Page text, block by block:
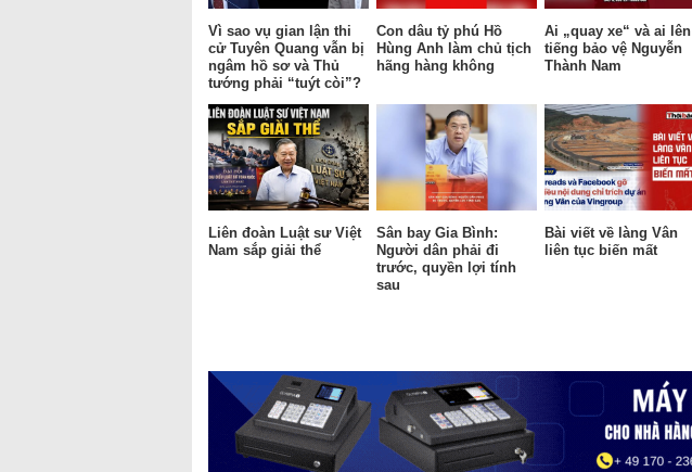
Vì sao vụ gian lận thi
cử Tuyên Quang vẫn bị
ngâm hồ sơ và Thủ
tướng phải “tuýt còi”?
Con dâu tỷ phú Hồ
Hùng Anh làm chủ tịch
hãng hàng không
Ai „quay xe“ và ai lên
tiếng bảo vệ Nguyễn
Thành Nam
Liên đoàn Luật sư Việt
Nam sắp giải thể
Sân bay Gia Bình:
Người dân phải đi
trước, quyền lợi tính
sau
Bài viết về làng Vân
liên tục biến mất